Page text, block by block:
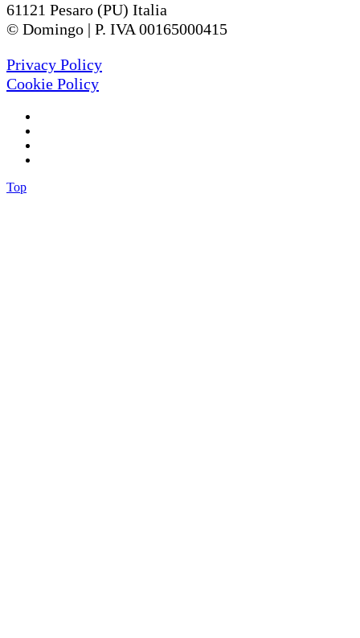
61121 Pesaro (PU) Italia
© Domingo | P. IVA 00165000415
Privacy Policy
Cookie Policy
Top